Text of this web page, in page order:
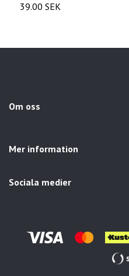
39.00 SEK
Om oss
Mer information
Sociala medier